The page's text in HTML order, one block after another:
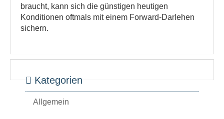
braucht, kann sich die günstigen heutigen
Konditionen oftmals mit einem Forward-Darlehen
sichern.
Kategorien
Allgemein